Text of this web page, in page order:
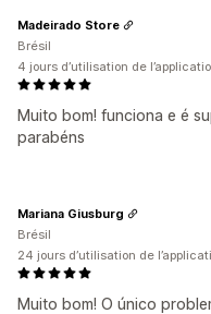
Muito bom! funciona e é
parabéns
Madeirado Store
Brésil
4 jours d’utilisation de
Muito bom! O único
Mariana Giusburg
Brésil
24 jours d’utilisation de